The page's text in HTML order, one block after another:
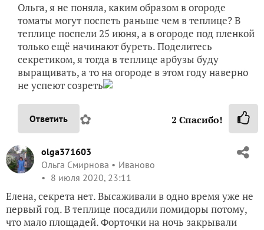
Ольга, я не поняла, каким образом в огороде
томаты могут поспеть раньше чем в теплице? В
теплице поспели 25 июня, а в огороде под пленкой
только ещё начинают буреть. Поделитесь
секретиком, я тогда в теплице арбузы буду
выращивать, а то на огороде в этом году наверно
не успеют созреть
Ответить ✿ 2 Спасибо!
olga371603
Ольга Смирнова
Иваново
8 июля 2020, 23:11
Елена, секрета нет. Высаживали в одно время уже не
первый год. В теплице посадили помидоры потому,
что мало площадей. Форточки на ночь закрывали